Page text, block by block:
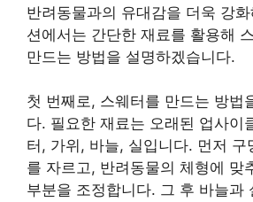
반려동물과의 유대감을 더욱 강
션에서는 간단한 재료를 활용해
만드는 방법을 설명하겠습니다.
첫 번째로, 스웨터를 만드는 방법
다. 필요한 재료는 오래된 업사이
터, 가위, 바늘, 실입니다. 먼저 구
를 자르고, 반려동물의 체형에 맞
부분을 조정합니다. 그 후 바늘과